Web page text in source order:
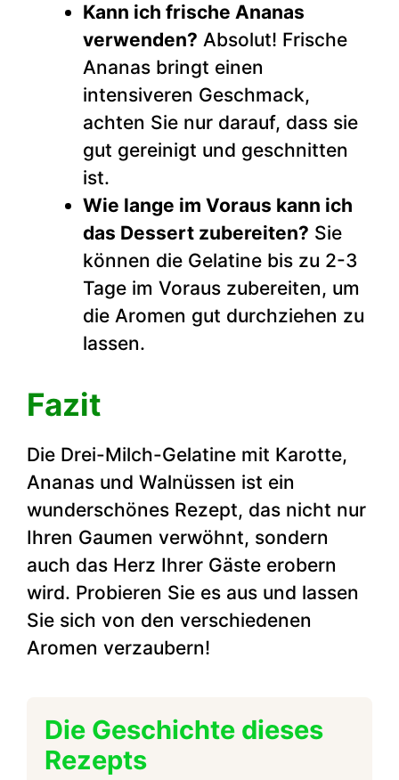
Kann ich frische Ananas
verwenden? Absolut! Frische
Ananas bringt einen
intensiveren Geschmack,
achten Sie nur darauf, dass sie
gut gereinigt und geschnitten
ist.
Wie lange im Voraus kann ich
das Dessert zubereiten? Sie
können die Gelatine bis zu 2-3
Tage im Voraus zubereiten, um
die Aromen gut durchziehen zu
lassen.
Fazit
Die Drei-Milch-Gelatine mit Karotte,
Ananas und Walnüssen ist ein
wunderschönes Rezept, das nicht nur
Ihren Gaumen verwöhnt, sondern
auch das Herz Ihrer Gäste erobern
wird. Probieren Sie es aus und lassen
Sie sich von den verschiedenen
Aromen verzaubern!
Die Geschichte dieses
Rezepts